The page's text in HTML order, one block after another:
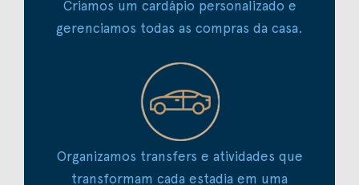
Criamos um cardápio personalizado e
gerenciamos todas as compras da casa.
Organizamos transfers e atividades que
transformam cada estadia em uma